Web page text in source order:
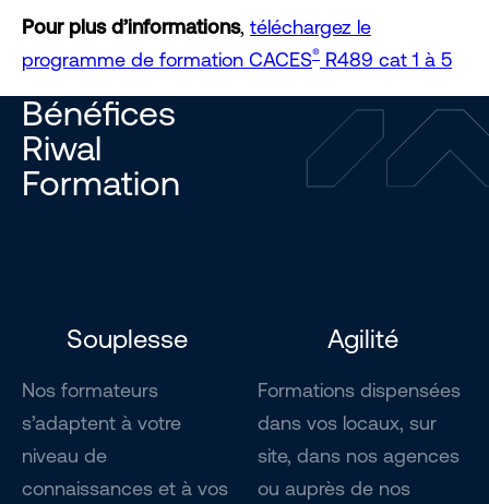
Pour plus d’informations, téléchargez le
programme de formation CACES® R489 cat 1 à 5
Bénéfices
Riwal
Formation
Souplesse
Nos formateurs
s’adaptent à votre
niveau de
connaissances et à vos
Agilité
Formations dispensées
dans vos locaux, sur
site, dans nos agences
ou auprès de nos